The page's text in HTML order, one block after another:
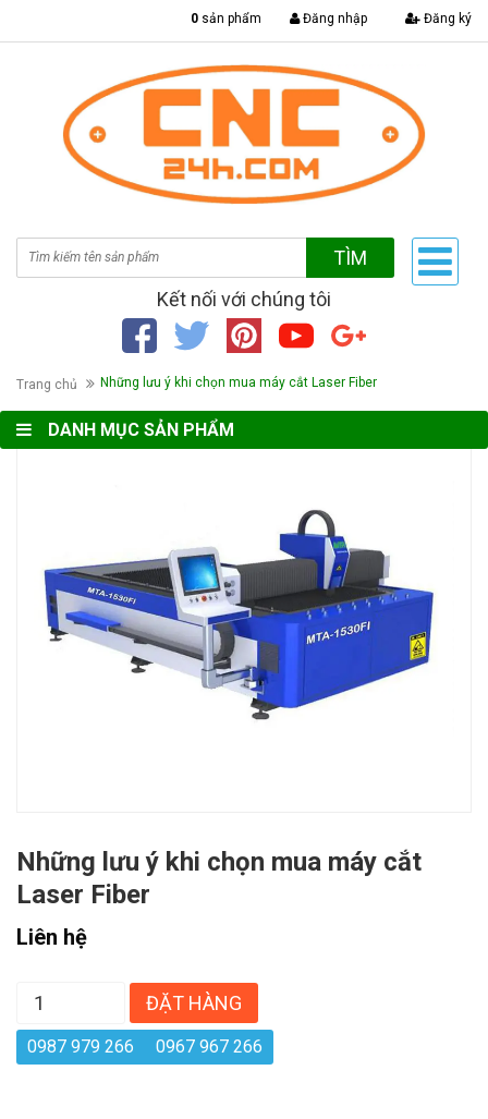
0 sản phẩm Đăng nhập Đăng ký
TÌM
Kết nối với chúng tôi
Trang chủ Những lưu ý khi chọn mua máy cắt Laser Fiber
DANH MỤC SẢN PHẨM
Những lưu ý khi chọn mua máy cắt
Laser Fiber
Liên hệ
ĐẶT HÀNG
0987 979 266 0967 967 266